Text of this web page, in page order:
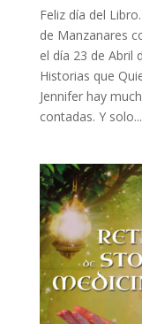
Feliz día del
de Manzanares
el día 23 de Abril
Historias que
Jennifer hay
contadas. Y solo...